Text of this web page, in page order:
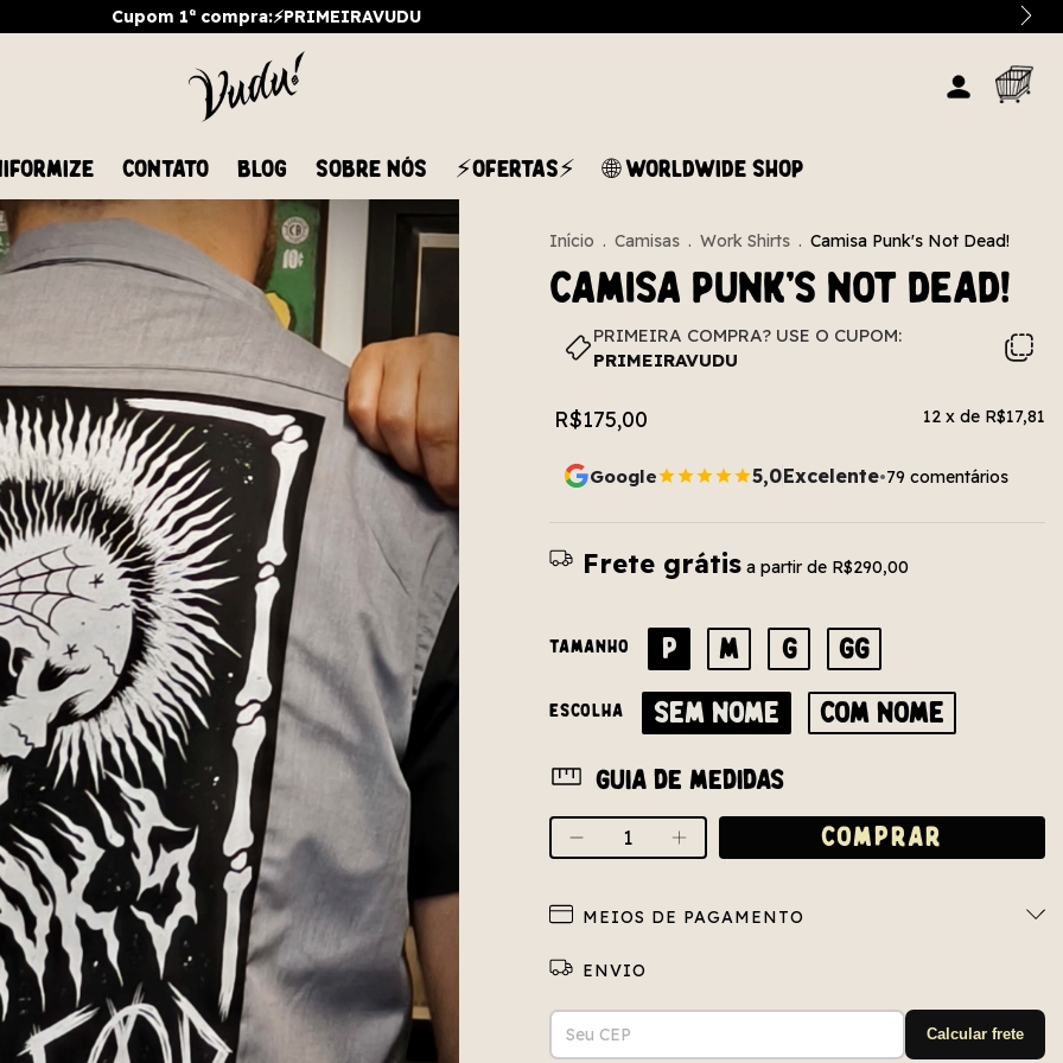
Cupom 1ª compra:⚡PRIMEIRAVUDU
CONTATO BLOG SOBRE NÓS ⚡OFERTAS⚡ 🌐 WORLDWIDE SHOP
Início . Camisas . Work Shirts . Camisa Punk's Not Dead!
Camisa Punk's Not Dead!
PRIMEIRA COMPRA? USE O CUPOM:
PRIMEIRAVUDU
R$175,00 12 x de R$17,81
Google 5,0Excelente•79 comentários
Frete grátis a partir de R$290,00
TAMANHO P M G GG
ESCOLHA SEM NOME COM NOME
Guia de medidas
MEIOS DE PAGAMENTO
Entregas para o CEP:
ALTERAR CEP
Calcular frete